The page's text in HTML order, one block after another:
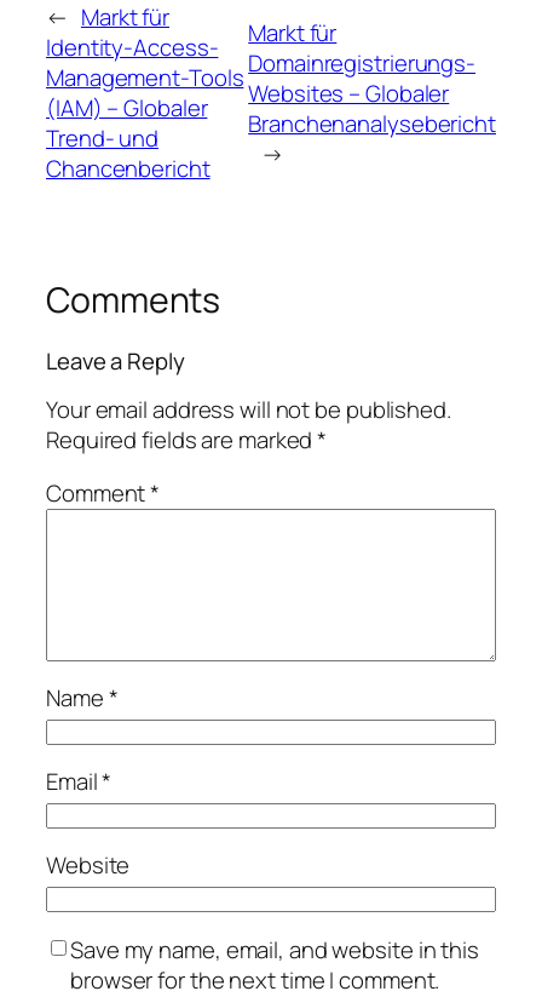
← Markt für
Identity-Access-
Management-Tools
(IAM) – Globaler
Trend- und
Chancenbericht
Markt für
Domainregistrierungs-
Websites – Globaler
Branchenanalysebericht
→
Comments
Leave a Reply
Your email address will not be published.
Required fields are marked*
Comment*
Name*
Email*
Website
Save my name, email, and website in this
browser for the next time I comment.